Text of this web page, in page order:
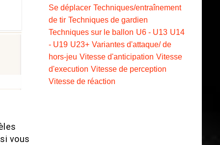
vous
Se déplacer Techniques/entraînement
de tir Techniques de gardien
Techniques sur le ballon U6 - U13 U14
- U19 U23+ Variantes d'attaque/ de
hors-jeu Vitesse d'anticipation Vitesse
d'execution Vitesse de perception
Vitesse de réaction